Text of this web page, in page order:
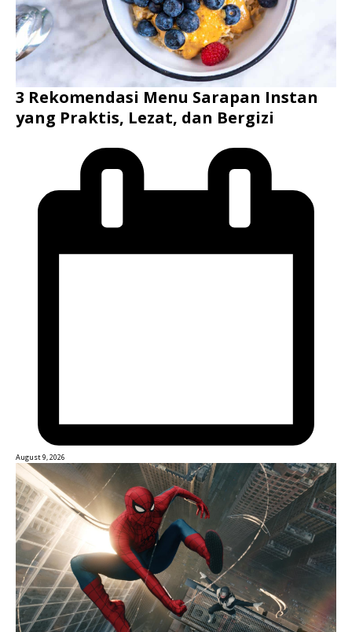
3 Rekomendasi Menu Sarapan Instan
yang Praktis, Lezat, dan Bergizi
August 9, 2026